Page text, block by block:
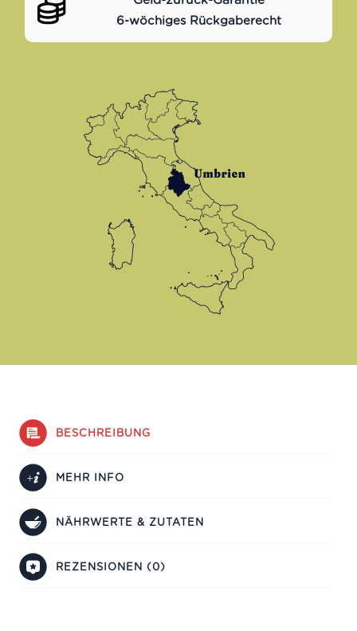
6-wöchiges Rückgaberecht
BESCHREIBUNG
MEHR INFO
NÄHRWERTE & ZUTATEN
REZENSIONEN (0)